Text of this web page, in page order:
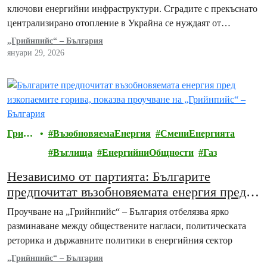
ключови енергийни инфраструктури. Сградите с прекъснато
централизирано отопление в Украйна се нуждаят от…
„Грийнпийс“ – България
януари 29, 2026
Грийн
ВъзобновяемаЕнергия
СмениЕнергията
Въглища
ЕнергийниОбщности Газ
Независимо от партията: Българите
предпочитат възобновяемата енергия пред
изкопаемите горива
Проучване на „Грийнпийс“ – България отбелязва ярко
разминаване между обществените нагласи, политическата
реторика и държавните политики в енергийния сектор
„Грийнпийс“ – България